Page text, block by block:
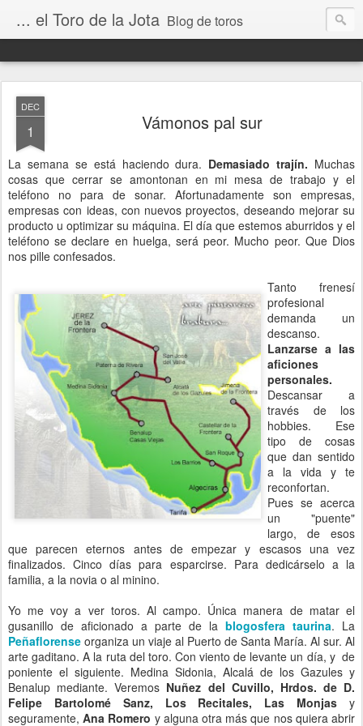
... el Toro de la Jota Blog de toros
DEC
1 Vámonos pal sur
La semana se está haciendo dura. Demasiado trajín. Muchas
cosas que cerrar se amontonan en mi mesa de trabajo y el
teléfono no para de sonar. Afortunadamente son empresas,
empresas con ideas, con nuevos proyectos, deseando mejorar su
producto u optimizar su máquina. El día que estemos aburridos y el
teléfono se declare en huelga, será peor. Mucho peor. Que Dios
nos pille confesados.
Tanto frenesí
profesional
demanda un
descanso.
Lanzarse a las
aficiones
personales.
Descansar a
través de los
hobbies. Ese
tipo de cosas
que dan sentido
a la vida y te
reconfortan.
Pues se acerca
un "puente"
largo, de esos
que parecen eternos antes de empezar y escasos una vez
finalizados. Cinco días para esparcirse. Para dedicárselo a la
familia, a la novia o al minino.
Yo me voy a ver toros. Al campo. Única manera de matar el
gusanillo de aficionado a parte de la blogosfera taurina. La
Peñaflorense organiza un viaje al Puerto de Santa María. Al sur. Al
arte gaditano. A la ruta del toro. Con viento de levante un día, y de
poniente el siguiente. Medina Sidonia, Alcalá de los Gazules y
Benalup mediante. Veremos Nuñez del Cuvillo, Hrdos. de D.
Felipe Bartolomé Sanz, Los Recitales, Las Monjas y
seguramente,Ana Romero y alguna otra más que nos quiera abrir